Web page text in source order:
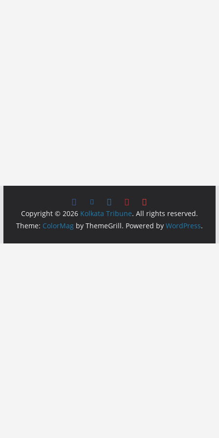
Copyright © 2026 Kolkata Tribune. All rights reserved.
Theme: ColorMagby ThemeGrill. Powered by WordPress.